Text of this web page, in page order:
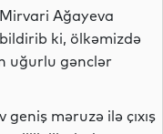
Ağayeva
ki, ölkəmizdə
uğurlu gənclər
məruzə ilə çıxış